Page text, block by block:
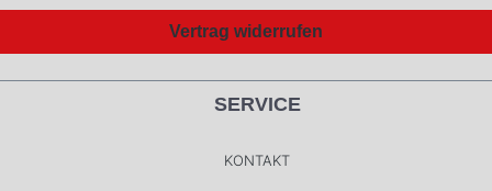
Vertrag widerrufen
SERVICE
KONTAKT